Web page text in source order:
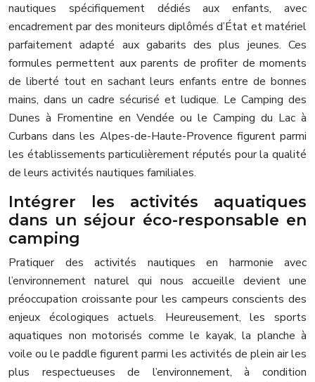
nautiques spécifiquement dédiés aux enfants, avec
encadrement par des moniteurs diplômés d’État et matériel
parfaitement adapté aux gabarits des plus jeunes. Ces
formules permettent aux parents de profiter de moments
de liberté tout en sachant leurs enfants entre de bonnes
mains, dans un cadre sécurisé et ludique. Le Camping des
Dunes à Fromentine en Vendée ou le Camping du Lac à
Curbans dans les Alpes-de-Haute-Provence figurent parmi
les établissements particulièrement réputés pour la qualité
de leurs activités nautiques familiales.
Intégrer les activités aquatiques
dans un séjour éco-responsable en
camping
Pratiquer des activités nautiques en harmonie avec
l’environnement naturel qui nous accueille devient une
préoccupation croissante pour les campeurs conscients des
enjeux écologiques actuels. Heureusement, les sports
aquatiques non motorisés comme le kayak, la planche à
voile ou le paddle figurent parmi les activités de plein air les
plus respectueuses de l’environnement, à condition